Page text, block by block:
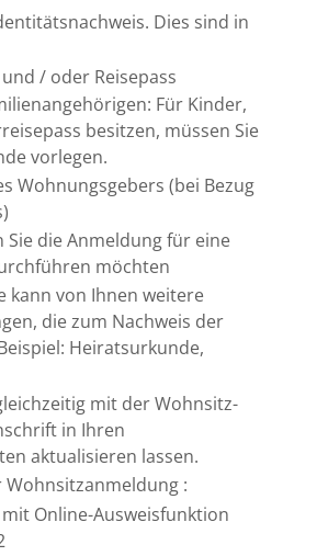
Dies sind in
/ oder Reisepass
Für Kinder,
besitzen, müssen Sie
vorlegen.
Wohnungsgebers (bei Bezug
die Anmeldung für eine
möchten
kann von Ihnen weitere
die zum Nachweis der
Heiratsurkunde,
mit der Wohnsitz-
in Ihren
aktualisieren lassen.
:
Online-Ausweisfunktion